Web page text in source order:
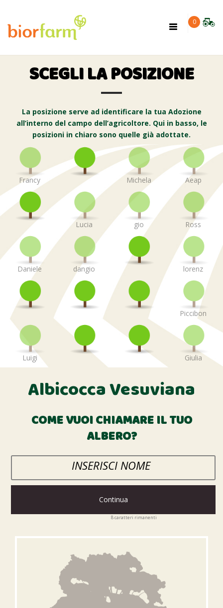
0
Toggle
SCEGLI LA POSIZIONE
La posizione serve ad identificare la tua Adozione
all’interno del campo dell’agricoltore. Qui in basso, le
posizioni in chiaro sono quelle già adottate.
Francy Michela Aeap
Lucia gio Ross
Daniele dangio lorenz
Piccibon
Luigi Giulia
Albicocca Vesuviana
COME VUOI CHIAMARE IL TUO
ALBERO?
Continua
8caratteri rimanenti